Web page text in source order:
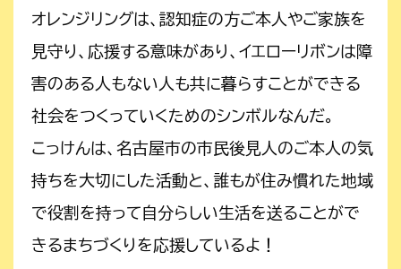
オレンジリングは、認知症の方ご本人やご家族を
見守り、応援する意味があり、イエローリボンは障
害のある人もない人も共に暮らすことができる
社会をつくっていくためのシンボルなんだ。
こっけんは、名古屋市の市民後見人のご本人の気
持ちを大切にした活動と、誰もが住み慣れた地域
で役割を持って自分らしい生活を送ることがで
きるまちづくりを応援しているよ！